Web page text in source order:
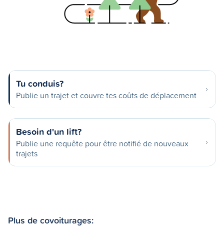
Tu conduis?
Publie un trajet et couvre tes coûts de déplacement
Besoin d'un lift?
Publie une requête pour être notifié de nouveaux
trajets
Plus de covoiturages: